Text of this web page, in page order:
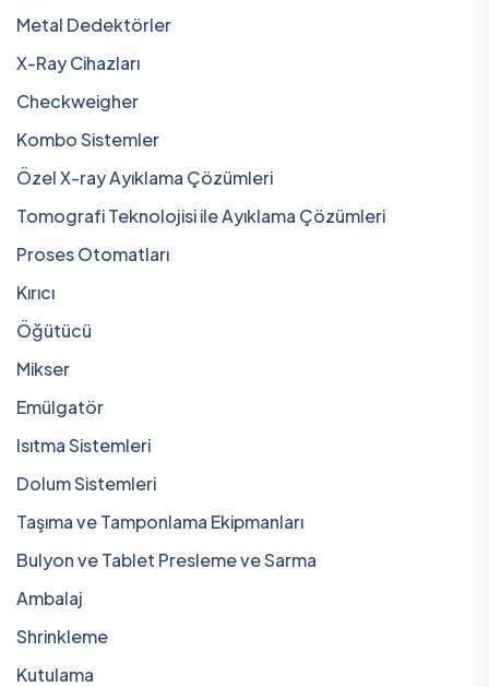
Metal Dedektörler
X-Ray Cihazları
Checkweigher
Kombo Sistemler
Özel X-ray Ayıklama Çözümleri
Tomografi Teknolojisi ile Ayıklama Çözümleri
Proses Otomatları
Kırıcı
Öğütücü
Mikser
Emülgatör
Isıtma Sistemleri
Dolum Sistemleri
Taşıma ve Tamponlama Ekipmanları
Bulyon ve Tablet Presleme ve Sarma
Ambalaj
Shrinkleme
Kutulama